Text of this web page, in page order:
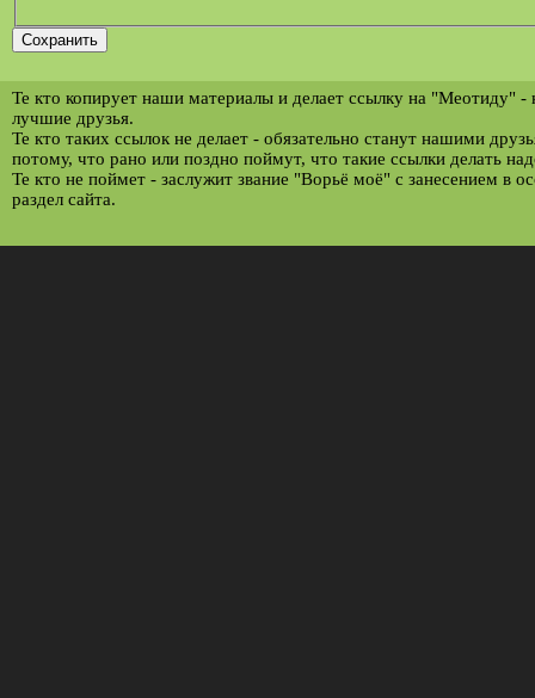
Те кто копирует наши материалы и делает ссылку на "Меотиду" -
лучшие друзья.
Те кто таких ссылок не делает - обязательно станут нашими
потому, что рано или поздно поймут, что такие ссылки делать
Те кто не поймет - заслужит звание "Ворьё моё" с занесением в
раздел сайта.